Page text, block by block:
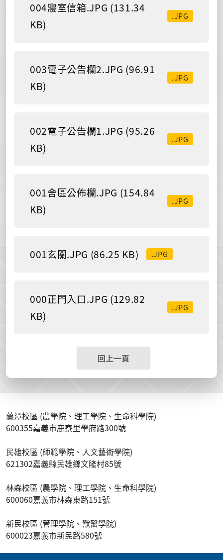
004寢室信箱.JPG (131.34
KB)
.JPG
003電子公告欄2.JPG (96.91
KB)
.JPG
002電子公告欄1.JPG (95.26
KB)
.JPG
001舍區公佈欄.JPG (154.84
KB)
.JPG
001玄關.JPG (86.25 KB) .JPG
000正門入口.JPG (129.82
KB)
.JPG
回上一頁
蘭潭校區 (農學院、理工學院、生命科學院)
600355嘉義市鹿寮里學府路300號
民雄校區 (師範學院、人文藝術學院)
621302嘉義縣民雄鄉文隆村85號
林森校區 (農學院、理工學院、生命科學院)
600060嘉義市林森東路151號
新民校區 (管理學院、獸醫學院)
600023嘉義市新民路580號